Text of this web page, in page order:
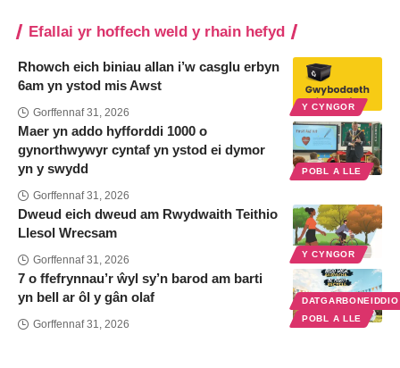
Efallai yr hoffech weld y rhain hefyd
Y CYNGOR
Rhowch eich biniau allan i’w casglu erbyn
6am yn ystod mis Awst
Gorffennaf 31, 2026
POBL A LLE
Maer yn addo hyfforddi 1000 o
gynorthwywyr cyntaf yn ystod ei dymor
yn y swydd
Gorffennaf 31, 2026
Y CYNGOR
Dweud eich dweud am Rwydwaith Teithio
Llesol Wrecsam
Gorffennaf 31, 2026
POBL A LLE
7 o ffefrynnau’r ŵyl sy’n barod am barti
yn bell ar ôl y gân olaf
Gorffennaf 31, 2026